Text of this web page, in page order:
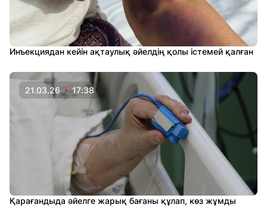
Инъекциядан кейін ақтаулық әйелдің қолы істемей қалған
21.03.26 17:38
Қарағандыда әйелге жарық бағаны құлап, көз жұмды